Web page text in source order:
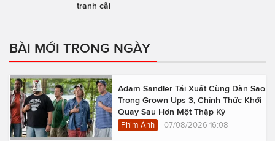
tranh cãi
BÀI MỚI TRONG NGÀY
Adam Sandler Tái Xuất Cùng Dàn Sao
Trong Grown Ups 3, Chính Thức Khởi
Quay Sau Hơn Một Thập Kỷ
Phim Ảnh 07/08/2026 16:08